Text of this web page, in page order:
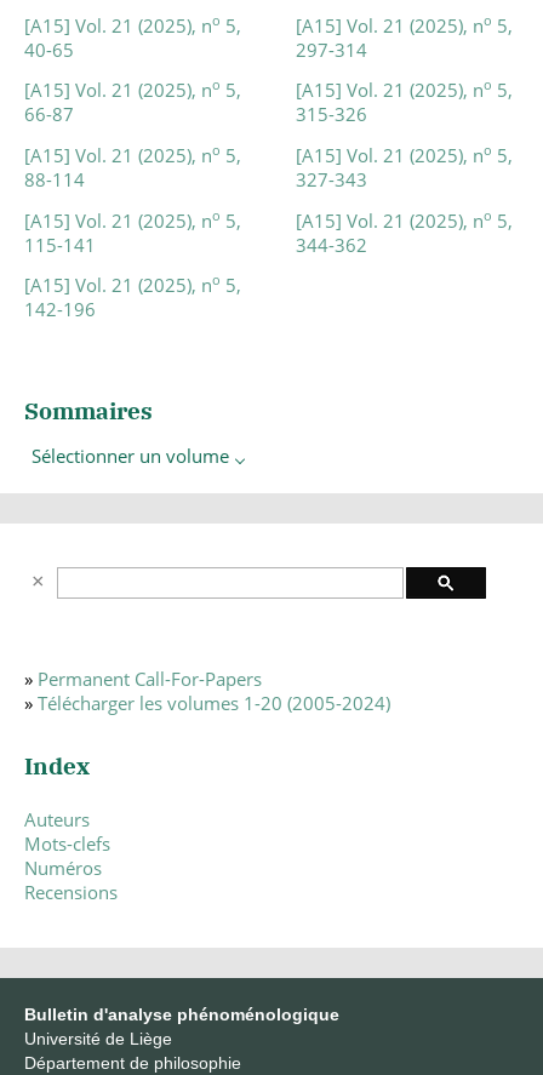
[A15] Vol. 21 (2025), no 5,
40-65
[A15] Vol. 21 (2025), no 5,
66-87
[A15] Vol. 21 (2025), no 5,
88-114
[A15] Vol. 21 (2025), no 5,
115-141
[A15] Vol. 21 (2025), no 5,
142-196
[A15] Vol. 21 (2025), no 5,
297-314
[A15] Vol. 21 (2025), no 5,
315-326
[A15] Vol. 21 (2025), no 5,
327-343
[A15] Vol. 21 (2025), no 5,
344-362
Sommaires
Sélectionner un volume
» Permanent Call-For-Papers
» Télécharger les volumes 1-20 (2005-2024)
Index
Auteurs
Mots-clefs
Numéros
Recensions
Bulletin d'analyse phénoménologique
Université de Liège
Département de philosophie